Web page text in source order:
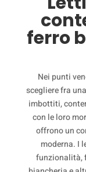
ferro
Nei punti
scegliere fra
imbottiti,
con le loro
offrono un
moderna. I
funzionalità,